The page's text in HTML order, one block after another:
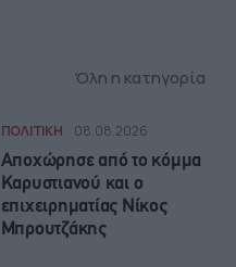
Όλη η κατηγορία
ΠΟΛΙΤΙΚΗ 08.08.2026
Αποχώρησε από το κόμμα
Καρυστιανού και ο
επιχειρηματίας Νίκος
Μπρουτζάκης